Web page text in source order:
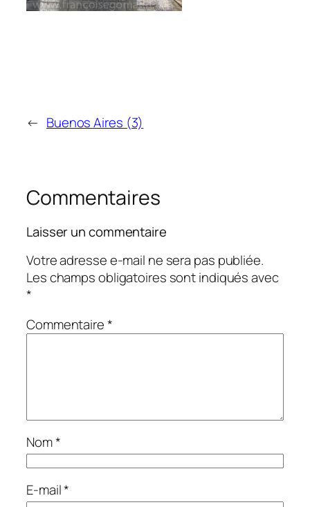
← Buenos Aires (3)
Commentaires
Laisser un commentaire
Votre adresse e-mail ne sera pas publiée.
Les champs obligatoires sont indiqués avec
*
Commentaire*
Nom*
E-mail*